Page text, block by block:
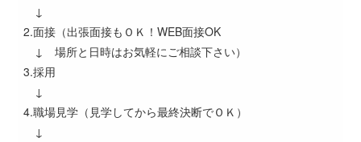
↓
2.面接（出張面接もＯＫ！WEB面接OK
↓ 場所と日時はお気軽にご相談下さい）
3.採用
↓
4.職場見学（見学してから最終決断でＯＫ）
↓